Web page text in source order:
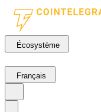
Écosystème
Français